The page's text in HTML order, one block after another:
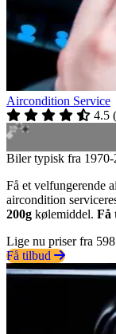
Aircondition Service
4.5 (
Biler typisk fra
Få et velfungerende
aircondition
200g kølemiddel. Få
Lige nu priser fra
Få tilbud